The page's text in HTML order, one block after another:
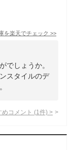
を楽天でチェック >>
でしょうか。
スタイルのデ
コメント (1 件) >